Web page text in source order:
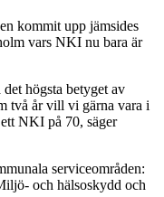
kommit upp jämsides
vars NKI nu bara är
högsta betyget av
två år vill vi gärna vara i
NKI på 70, säger
serviceområden:
och hälsoskydd och